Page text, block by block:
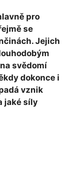
pro
se
Jejich
svědomí
dokonce i
vznik
jaké síly